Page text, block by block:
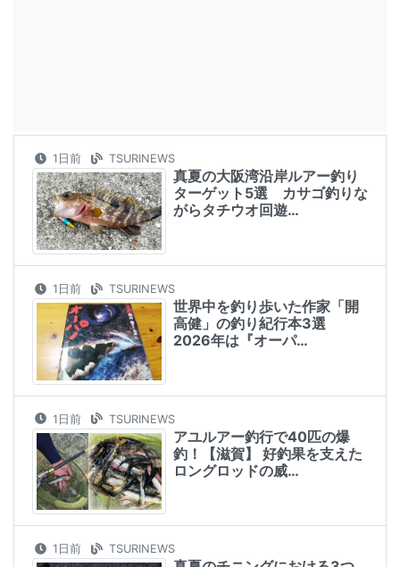
1日前 TSURINEWS
真夏の大阪湾沿岸ルアー釣り
ターゲット5選 カサゴ釣りな
がらタチウオ回遊…
1日前 TSURINEWS
世界中を釣り歩いた作家「開
高健」の釣り紀行本3選
2026年は『オーパ…
1日前 TSURINEWS
アユルアー釣行で40匹の爆
釣！【滋賀】 好釣果を支えた
ロングロッドの威…
1日前 TSURINEWS